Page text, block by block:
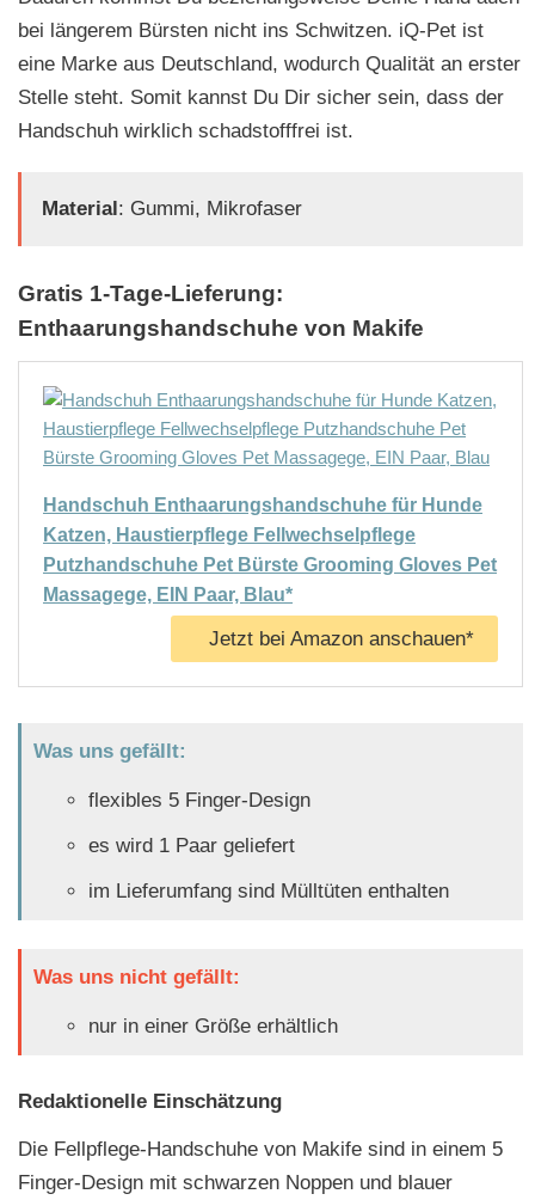
bei längerem Bürsten nicht ins Schwitzen. iQ-Pet ist
eine Marke aus Deutschland, wodurch Qualität an erster
Stelle steht. Somit kannst Du Dir sicher sein, dass der
Handschuh wirklich schadstofffrei ist.
Material: Gummi, Mikrofaser
Gratis 1-Tage-Lieferung:
Enthaarungshandschuhe von Makife
Handschuh Enthaarungshandschuhe für Hunde
Katzen, Haustierpflege Fellwechselpflege
Putzhandschuhe Pet Bürste Grooming Gloves Pet
Massagege, EIN Paar, Blau*
Jetzt bei Amazon anschauen*
Was uns gefällt:
flexibles 5 Finger-Design
es wird 1 Paar geliefert
im Lieferumfang sind Mülltüten enthalten
Was uns nicht gefällt:
nur in einer Größe erhältlich
Redaktionelle Einschätzung
Die Fellpflege-Handschuhe von Makife sind in einem 5
Finger-Design mit schwarzen Noppen und blauer